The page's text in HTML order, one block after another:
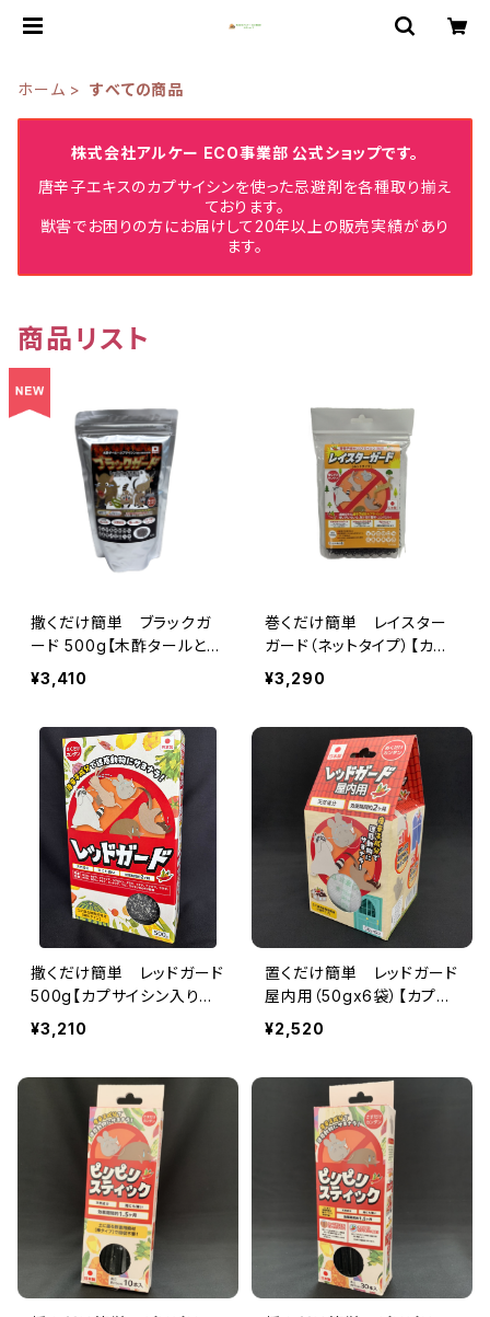
ホーム すべての商品
株式会社アルケー ECO事業部 公式ショップです。
唐辛子エキスのカプサイシンを使った忌避剤を各種取り揃え
ております。
獣害でお困りの方にお届けして20年以上の販売実績があり
ます。
商品リスト
撒くだけ簡単 ブラックガ
ード 500g【木酢タールとカ
プサイシン入り害獣忌避剤】
ハクビシン・アライグマ・ウ
どの迷惑動物に
¥3,410
巻くだけ簡単 レイスター
ガード（ネットタイプ）【カプ
サイシン入り生分解性忌避
ネット】
¥3,290
撒くだけ簡単 レッドガード
500g【カプサイシン入り害
獣忌避剤】ハクビシン・アラ
イグマ・ウサギ・モグラなど
¥3,210
置くだけ簡単 レッドガード
屋内用（50gx6袋）【カプサ
イシン入り害獣忌避剤】屋
根裏、倉庫、物置、工場の被
¥2,520